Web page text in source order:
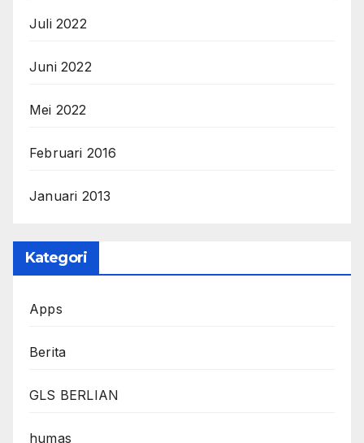
Juli 2022
Juni 2022
Mei 2022
Februari 2016
Januari 2013
Kategori
Apps
Berita
GLS BERLIAN
humas